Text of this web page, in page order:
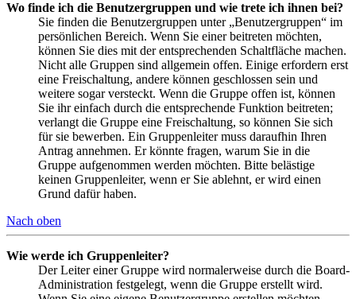
Wo finde ich die Benutzergruppen und wie trete ich ihnen bei?
Sie finden die Benutzergruppen unter „Benutzergruppen“ im
persönlichen Bereich. Wenn Sie einer beitreten möchten,
können Sie dies mit der entsprechenden Schaltfläche machen.
Nicht alle Gruppen sind allgemein offen. Einige erfordern erst
eine Freischaltung, andere können geschlossen sein und
weitere sogar versteckt. Wenn die Gruppe offen ist, können
Sie ihr einfach durch die entsprechende Funktion beitreten;
verlangt die Gruppe eine Freischaltung, so können Sie sich
für sie bewerben. Ein Gruppenleiter muss daraufhin Ihren
Antrag annehmen. Er könnte fragen, warum Sie in die
Gruppe aufgenommen werden möchten. Bitte belästige
keinen Gruppenleiter, wenn er Sie ablehnt, er wird einen
Grund dafür haben.
Nach oben
Wie werde ich Gruppenleiter?
Der Leiter einer Gruppe wird normalerweise durch die Board-
Administration festgelegt, wenn die Gruppe erstellt wird.